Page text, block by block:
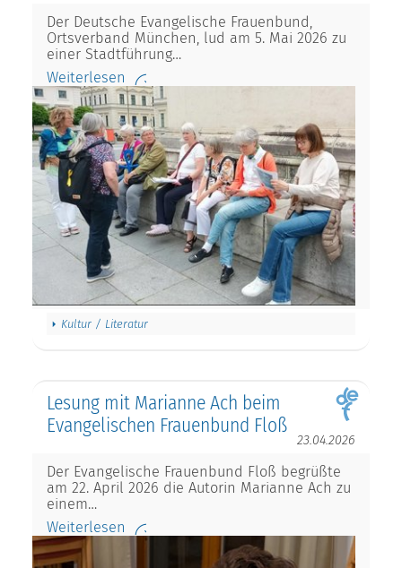
Der Deutsche Evangelische Frauenbund,
Ortsverband München, lud am 5. Mai 2026 zu
einer Stadtführung…
Weiterlesen
Kultur / Literatur
Lesung mit Marianne Ach beim
Evangelischen Frauenbund Floß
23.04.2026
Der Evangelische Frauenbund Floß begrüßte
am 22. April 2026 die Autorin Marianne Ach zu
einem…
Weiterlesen